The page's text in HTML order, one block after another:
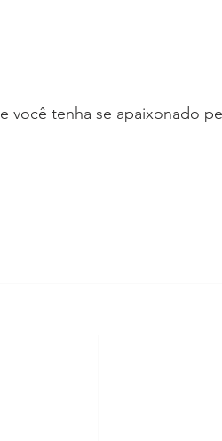
você tenha se apaixonado